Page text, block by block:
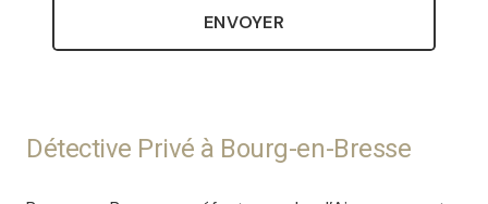
ENVOYER
Détective Privé à Bourg-en-Bresse